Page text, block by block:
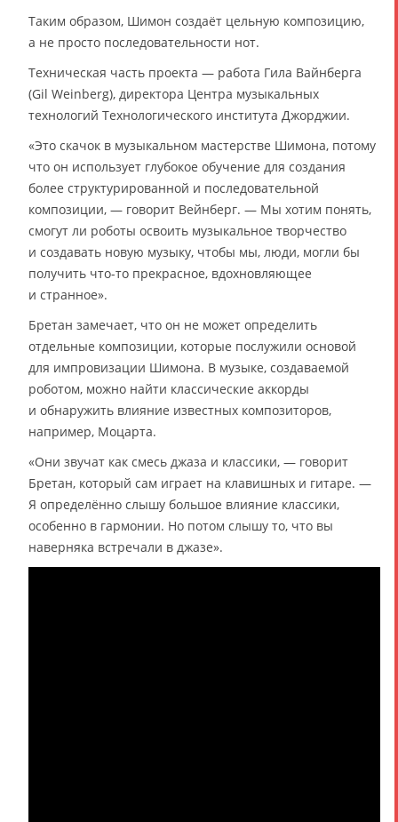
Таким образом, Шимон создаёт цельную композицию,
а не просто последовательности нот.
Техническая часть проекта — работа Гила Вайнберга
(Gil Weinberg), директора Центра музыкальных
технологий Технологического института Джорджии.
«Это скачок в музыкальном мастерстве Шимона, потому
что он использует глубокое обучение для создания
более структурированной и последовательной
композиции, — говорит Вейнберг. — Мы хотим понять,
смогут ли роботы освоить музыкальное творчество
и создавать новую музыку, чтобы мы, люди, могли бы
получить что-то прекрасное, вдохновляющее
и странное».
Бретан замечает, что он не может определить
отдельные композиции, которые послужили основой
для импровизации Шимона. В музыке, создаваемой
роботом, можно найти классические аккорды
и обнаружить влияние известных композиторов,
например, Моцарта.
«Они звучат как смесь джаза и классики, — говорит
Бретан, который сам играет на клавишных и гитаре. —
Я определённо слышу большое влияние классики,
особенно в гармонии. Но потом слышу то, что вы
наверняка встречали в джазе».